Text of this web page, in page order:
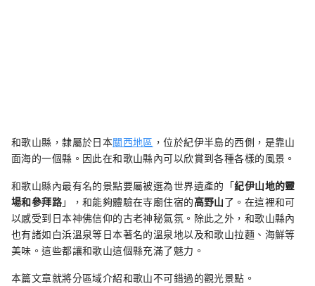
和歌山縣，隸屬於日本關西地區 ，位於紀伊半島的西側，是靠山
面海的一個縣。因此在和歌山縣內可以欣賞到各種各樣的風景。
和歌山縣內最有名的景點要屬被選為世界遺產的「紀伊山地的靈
場和參拜路」，和能夠體驗在寺廟住宿的高野山了。在這裡和可
以感受到日本神佛信仰的古老神秘氣氛。除此之外，和歌山縣內
也有諸如白浜溫泉等日本著名的溫泉地以及和歌山拉麵、海鮮等
美味。這些都讓和歌山這個縣充滿了魅力。
本篇文章就將分區域介紹和歌山不可錯過的觀光景點。